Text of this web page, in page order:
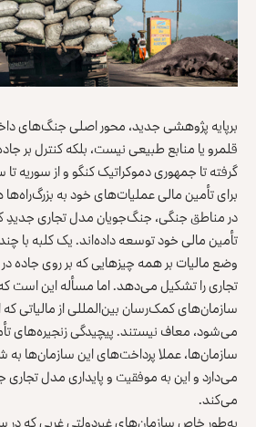
برپایه پژوهشی جدید، محور اصلی جنگ‌های
قلمرو یا منابع طبیعی نیست، بلکه کنترل بر
گرفته تا جمهوری دموکراتیک کنگو و از سوریه
برای تأمین مالی عملیات‌های خود به
در مناطق جنگی، جنگ‌جویان مدل تجاری جدیدِ
تأمین مالی خود توسعه داده‌اند. یک کلبه با
وضع مالیات بر همه چیزهایی که بر روی جاده
تجاری را تشکیل می‌دهد. اما مسأله این است
سازمان‌های کمک‌رسان بین‌المللی از مالیاتی
می‌شود، معاف نیستند. پیچیدگی زنجیره‌های
سازمان‌ها، عملا پرداخت‌های این سازمان‌ها به
می‌دارد و این به موفقیت و پایداری مدل
‌می‌کند.